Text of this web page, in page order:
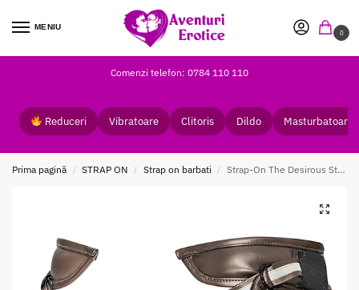
MENIU
0
Comenzi telefon: 0784 110 110
Reduceri Vibratoare Clitoris Dildo Masturbatoare
Prima pagină / STRAP ON / Strap on barbati / Strap-On The Desirous Strap-on-me